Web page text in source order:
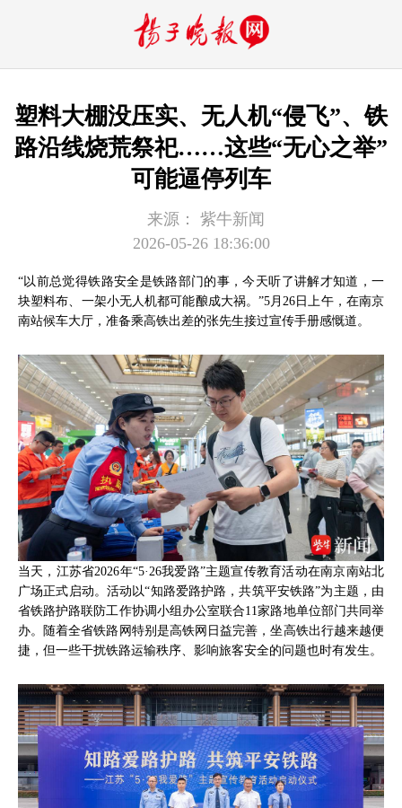
塑料大棚没压实、无人机“侵飞”、铁
路沿线烧荒祭祀……这些“无心之举”
可能逼停列车
来源：
紫牛新闻
2026-05-26 18:36:00
“以前总觉得铁路安全是铁路部门的事，今天听了讲解才知道，一
块塑料布、一架小无人机都可能酿成大祸。”5月26日上午，在南京
南站候车大厅，准备乘高铁出差的张先生接过宣传手册感慨道。
当天，江苏省2026年“5·26我爱路”主题宣传教育活动在南京南站北
广场正式启动。活动以“知路爱路护路，共筑平安铁路”为主题，由
省铁路护路联防工作协调小组办公室联合11家路地单位部门共同举
办。随着全省铁路网特别是高铁网日益完善，坐高铁出行越来越便
捷，但一些干扰铁路运输秩序、影响旅客安全的问题也时有发生。